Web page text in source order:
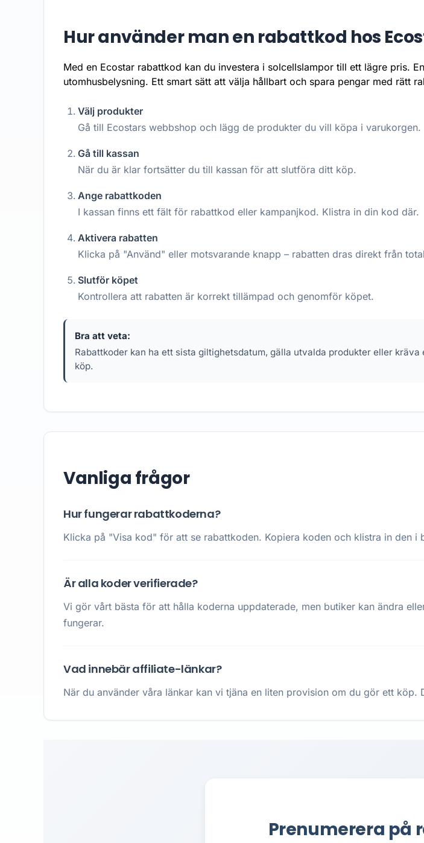
Hur använder man en rabattkod hos
Med en Ecostar rabattkod kan du investera i solcellslampor till ett lägre pris.
utomhusbelysning. Ett smart sätt att välja hållbart och spara pengar med rätt
Välj produkter
Gå till Ecostars webbshop och lägg de produkter du vill köpa i varukorgen.
Gå till kassan
När du är klar fortsätter du till kassan för att slutföra ditt köp.
Ange rabattkoden
I kassan finns ett fält för rabattkod eller kampanjkod. Klistra in din kod där.
Aktivera rabatten
Klicka på "Använd" eller motsvarande knapp – rabatten dras direkt från
Slutför köpet
Kontrollera att rabatten är korrekt tillämpad och genomför köpet.
Bra att veta:
Rabattkoder kan ha ett sista giltighetsdatum, gälla utvalda produkter eller
köp.
Vanliga frågor
Hur fungerar rabattkoderna?
Klicka på "Visa kod" för att se rabattkoden. Kopiera koden och klistra in den i
Är alla koder verifierade?
Vi gör vårt bästa för att hålla koderna uppdaterade, men butiker kan ändra
fungerar.
Vad innebär affiliate-länkar?
När du använder våra länkar kan vi tjäna en liten provision om du gör ett
Prenumerera på